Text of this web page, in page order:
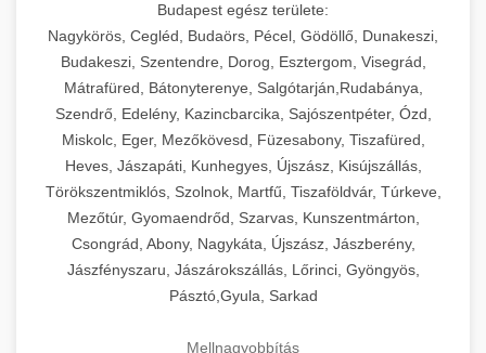
Budapest egész területe:
Nagykörös, Cegléd, Budaörs, Pécel, Gödöllő, Dunakeszi,
Budakeszi, Szentendre, Dorog, Esztergom, Visegrád,
Mátrafüred, Bátonyterenye, Salgótarján,Rudabánya,
Szendrő, Edelény, Kazincbarcika, Sajószentpéter, Ózd,
Miskolc, Eger, Mezőkövesd, Füzesabony, Tiszafüred,
Heves, Jászapáti, Kunhegyes, Újszász, Kisújszállás,
Törökszentmiklós, Szolnok, Martfű, Tiszaföldvár, Túrkeve,
Mezőtúr, Gyomaendrőd, Szarvas, Kunszentmárton,
Csongrád, Abony, Nagykáta, Újszász, Jászberény,
Jászfényszaru, Jászárokszállás, Lőrinci, Gyöngyös,
Pásztó,Gyula, Sarkad
Mellnagyobbítás